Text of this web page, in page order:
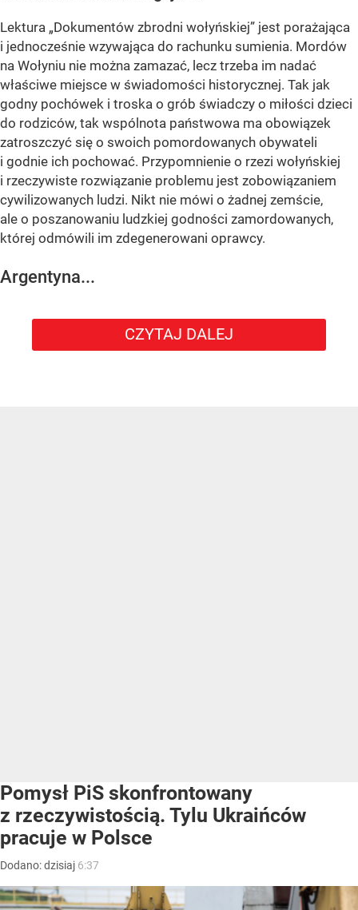
Lektura „Dokumentów zbrodni wołyńskiej” jest porażająca
i jednocześnie wzywająca do rachunku sumienia. Mordów
na Wołyniu nie można zamazać, lecz trzeba im nadać
właściwe miejsce w świadomości historycznej. Tak jak
godny pochówek i troska o grób świadczy o miłości dzieci
do rodziców, tak wspólnota państwowa ma obowiązek
zatroszczyć się o swoich pomordowanych obywateli
i godnie ich pochować. Przypomnienie o rzezi wołyńskiej
i rzeczywiste rozwiązanie problemu jest zobowiązaniem
cywilizowanych ludzi. Nikt nie mówi o żadnej zemście,
ale o poszanowaniu ludzkiej godności zamordowanych,
której odmówili im zdegenerowani oprawcy.
Argentyna...
CZYTAJ DALEJ
Pomysł PiS skonfrontowany
z rzeczywistością. Tylu Ukraińców
pracuje w Polsce
Dodano:dzisiaj 6:37